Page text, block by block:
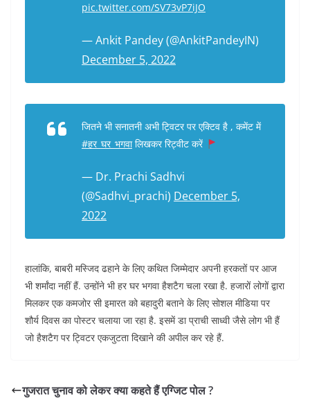
pic.twitter.com/SV73vP7iJO
— Ankit Pandey (@AnkitPandeyIN)
December 5, 2022
जितने भी सनातनी अभी ट्विटर पर एक्टिव है , कमेंट में
#हर_घर_भगवालिखकर रिट्वीट करें
— Dr. Prachi Sadhvi
(@Sadhvi_prachi) December 5,
2022
हालांकि, बाबरी मस्जिद ढहाने के लिए कथित जिम्मेदार अपनी हरकतों पर आज
भी शर्मांदा नहीं हैं. उन्होंने भी हर घर भगवा हैशटैग चला रखा है. हजारों लोगों द्वारा
मिलकर एक कमजोर सी इमारत को बहादुरी बताने के लिए सोशल मीडिया पर
शौर्य दिवस का पोस्टर चलाया जा रहा है. इसमें डा प्राची साध्वी जैसे लोग भी हैं
जो हैशटैग पर ट्विटर एकजुटता दिखाने की अपील कर रहे हैं.
गुजरात चुनाव को लेकर क्या कहते हैं एग्जिट पोल ?